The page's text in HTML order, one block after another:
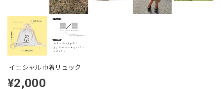
イニシャル巾着リュック
¥2,000